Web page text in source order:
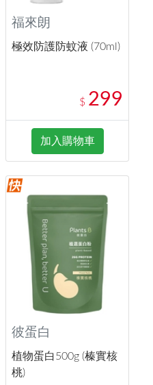
福來朗
極效防護防蚊液 (70ml)
$ 299
加入購物車
彼蛋白
植物蛋白500g (榛實核
桃)